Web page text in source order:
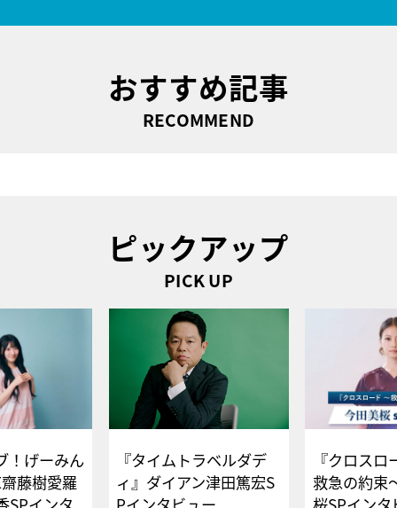
おすすめ記事
RECOMMEND
ピックアップ
PICK UP
！げーみん
藤樹愛羅
『タイムトラベルダデ
ィ』ダイアン津田篤宏S
『クロス
救急の約束